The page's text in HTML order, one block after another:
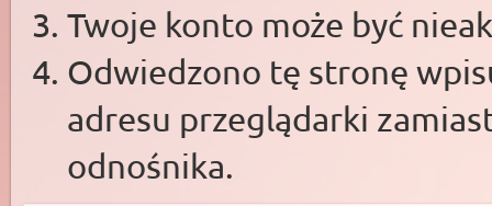
Twoje konto może być
Odwiedzono tę stronę
adresu przeglądarki
odnośnika.